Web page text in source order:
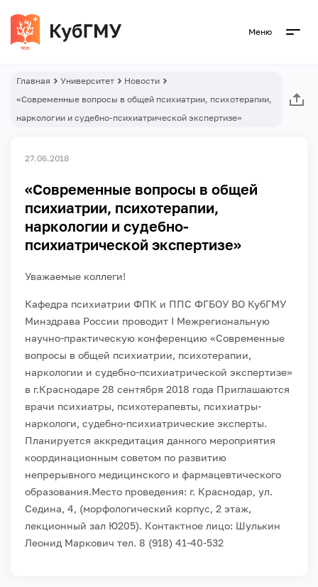
Меню
Главная Университет
Новости
«Современные вопросы в общей психиатрии, психотерапии,
наркологии и судебно-психиатрической экспертизе»
27.06.2018
«Современные вопросы в общей
психиатрии, психотерапии,
наркологии и судебно-
психиатрической экспертизе»
Уважаемые коллеги!
Кафедра психиатрии ФПК и ППС ФГБОУ ВО КубГМУ
Минздрава России проводит I Межрегиональную
научно-практическую конференцию «Современные
вопросы в общей психиатрии, психотерапии,
наркологии и судебно-психиатрической экспертизе»
в г.Краснодаре 28 сентября 2018 года Приглашаются
врачи психиатры, психотерапевты, психиатры-
наркологи, судебно-психиатрические эксперты.
Планируется аккредитация данного мероприятия
координационным советом по развитию
непрерывного медицинского и фармацевтического
образования.Место проведения: г. Краснодар, ул.
Седина, 4, (морфологический корпус, 2 этаж,
лекционный зал Ю205). Контактное лицо: Шулькин
Леонид Маркович тел. 8 (918) 41-40-532